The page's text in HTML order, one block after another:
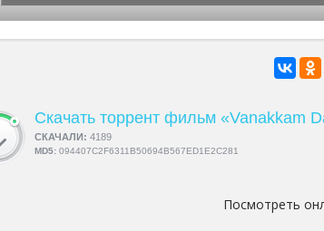
Скачать торрент фильм «Vanakkam
СКАЧАЛИ: 4189
MD5: 094407C2F6311B50694B567ED1E2C281
Посмотреть